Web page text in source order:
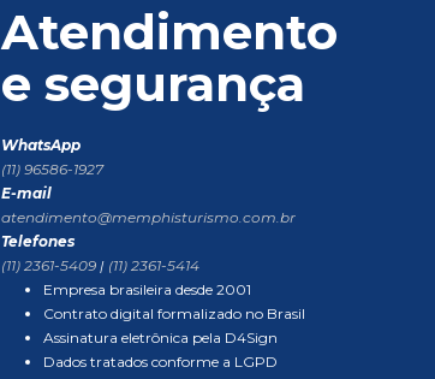
Atendimento
e segurança
WhatsApp
(11) 96586-1927
E-mail
atendimento@memphisturismo.com.br
Telefones
(11) 2361-5409 | (11) 2361-5414
Empresa brasileira desde 2001
Contrato digital formalizado no Brasil
Assinatura eletrônica pela D4Sign
Dados tratados conforme a LGPD